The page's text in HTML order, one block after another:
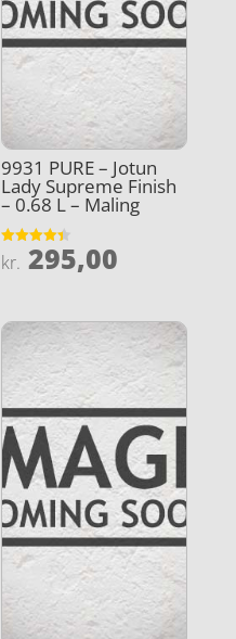
9931 PURE – Jotun
Lady Supreme Finish
– 0.68 L – Maling
Vurderet
4.4
kr. 295,00